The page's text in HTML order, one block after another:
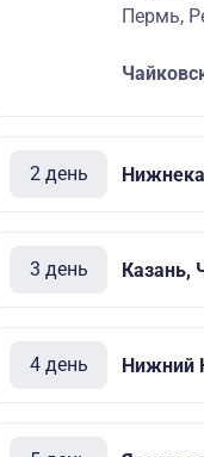
Пермь,
2 день
3 день Казань,
4 день Нижний